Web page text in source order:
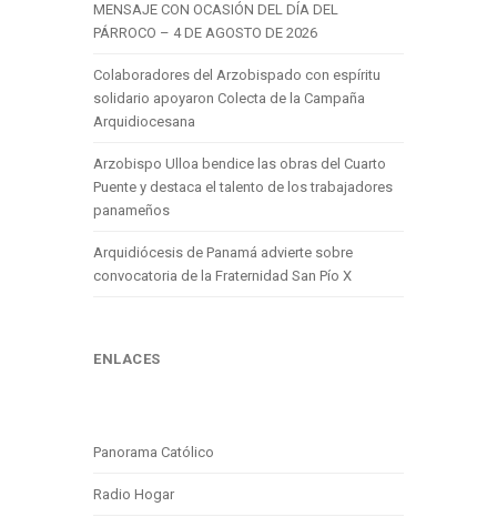
MENSAJE CON OCASIÓN DEL DÍA DEL
PÁRROCO – 4 DE AGOSTO DE 2026
Colaboradores del Arzobispado con espíritu
solidario apoyaron Colecta de la Campaña
Arquidiocesana
Arzobispo Ulloa bendice las obras del Cuarto
Puente y destaca el talento de los trabajadores
panameños
Arquidiócesis de Panamá advierte sobre
convocatoria de la Fraternidad San Pío X
ENLACES
Panorama Católico
Radio Hogar